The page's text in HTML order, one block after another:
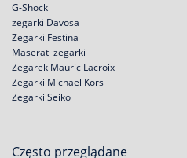
G-Shock
zegarki Davosa
Zegarki Festina
Maserati zegarki
Zegarek Mauric Lacroix
Zegarki Michael Kors
Zegarki Seiko
Często przeglądane